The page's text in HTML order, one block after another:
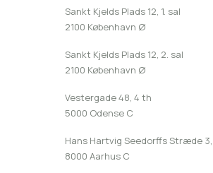
Sankt Kjelds Plads 12, 1. sal
2100 København Ø
Sankt Kjelds Plads 12, 2. sal
2100 København Ø
Vestergade 48, 4 th
5000 Odense C
Hans Hartvig Seedorffs Stræde 3,
8000 Aarhus C